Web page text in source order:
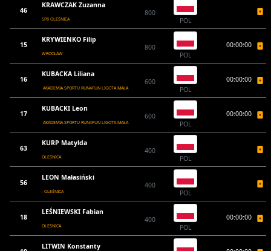
46
KRAWCZAK Zuzanna
SP8 OLEŚNICA
800
POL
15
KRYWIENKO Filip
WROCŁAW
800
POL
00:00:00
16
KUBACKA Liliana
AKADEMIA SPORTU RUN4FUN LIGOTA MAŁA
600
POL
00:00:00
17
KUBACKI Leon
AKADEMIA SPORTU RUN4FUN LIGOTA MAŁA
600
POL
00:00:00
63
KURP Matylda
OLEŚNICA
400
POL
56
LEON Małasiński
- OLEŚNICA
400
POL
18
LEŚNIEWSKI Fabian
OLEŚNICA
400
POL
00:00:00
LITWIN Konstanty